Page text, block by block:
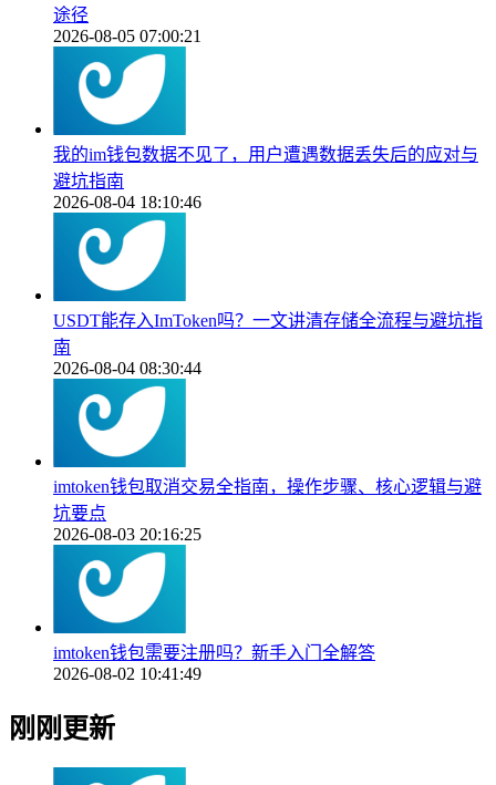
途径
2026-08-05 07:00:21
我的im钱包数据不见了，用户遭遇数据丢失后的应对与
避坑指南
2026-08-04 18:10:46
USDT能存入ImToken吗？一文讲清存储全流程与避坑指
南
2026-08-04 08:30:44
imtoken钱包取消交易全指南，操作步骤、核心逻辑与避
坑要点
2026-08-03 20:16:25
imtoken钱包需要注册吗？新手入门全解答
2026-08-02 10:41:49
刚刚更新